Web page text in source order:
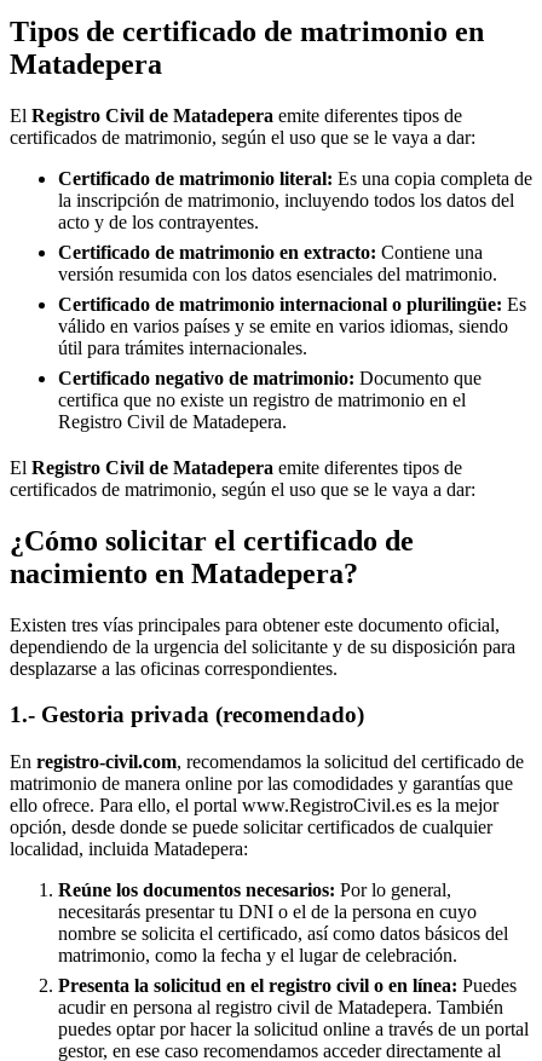
Tipos de certificado de matrimonio en
Matadepera
El Registro Civil de Matadepera emite diferentes tipos de
certificados de matrimonio, según el uso que se le vaya a dar:
Certificado de matrimonio literal: Es una copia completa de
la inscripción de matrimonio, incluyendo todos los datos del
acto y de los contrayentes.
Certificado de matrimonio en extracto: Contiene una
versión resumida con los datos esenciales del matrimonio.
Certificado de matrimonio internacional o plurilingüe: Es
válido en varios países y se emite en varios idiomas, siendo
útil para trámites internacionales.
Certificado negativo de matrimonio: Documento que
certifica que no existe un registro de matrimonio en el
Registro Civil de Matadepera.
El Registro Civil de Matadepera emite diferentes tipos de
certificados de matrimonio, según el uso que se le vaya a dar:
¿Cómo solicitar el certificado de
nacimiento en Matadepera?
Existen tres vías principales para obtener este documento oficial,
dependiendo de la urgencia del solicitante y de su disposición para
desplazarse a las oficinas correspondientes.
1.- Gestoria privada (recomendado)
En registro-civil.com, recomendamos la solicitud del certificado de
matrimonio de manera online por las comodidades y garantías que
ello ofrece. Para ello, el portal www.RegistroCivil.es es la mejor
opción, desde donde se puede solicitar certificados de cualquier
localidad, incluida Matadepera:
Reúne los documentos necesarios: Por lo general,
necesitarás presentar tu DNI o el de la persona en cuyo
nombre se solicita el certificado, así como datos básicos del
matrimonio, como la fecha y el lugar de celebración.
Presenta la solicitud en el registro civil o en línea: Puedes
acudir en persona al registro civil de Matadepera. También
puedes optar por hacer la solicitud online a través de un portal
gestor, en ese caso recomendamos acceder directamente al